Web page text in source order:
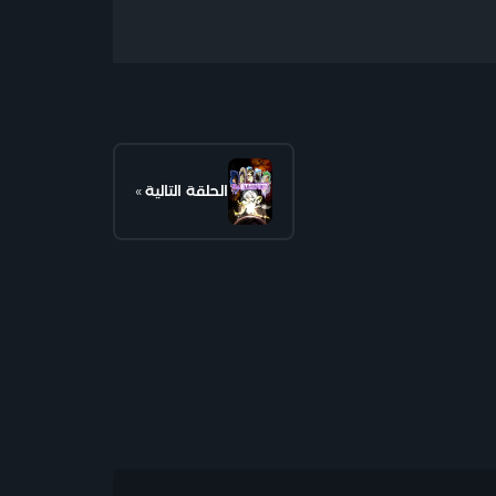
الحلقة التالية»